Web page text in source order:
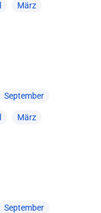
März
September
März
September